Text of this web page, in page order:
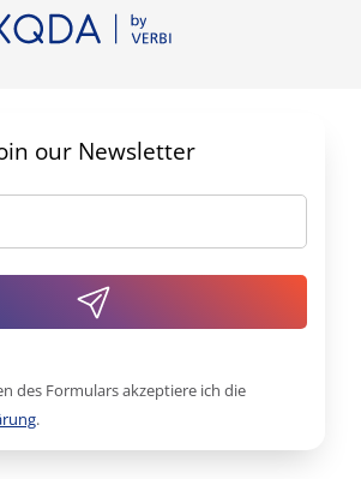
our Newsletter
des Formulars akzeptiere ich die
.